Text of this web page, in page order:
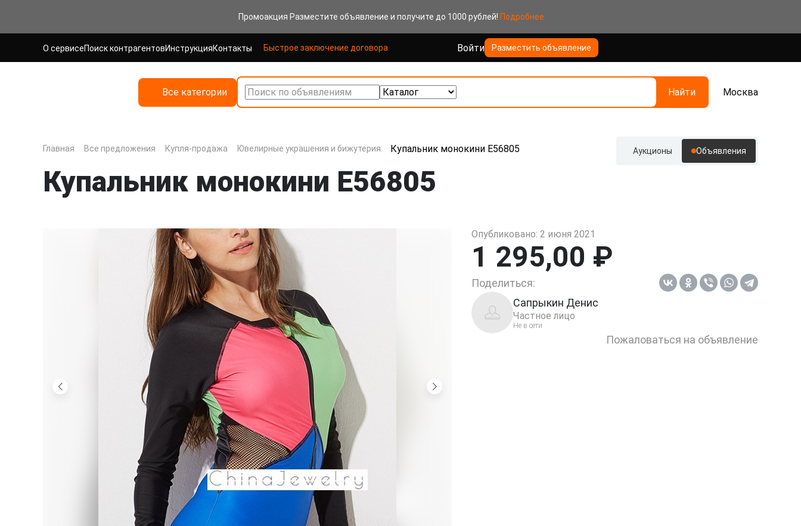
Промоакция Разместите объявление и получите до 1000 рублей! Подробнее
О сервисеПоиск контрагентовИнструкцияКонтакты Быстрое заключение договора Войти Разместить объявление
Все категории Поиск по объявлениям Найти Москва
Главная Все предложения Купля-продажа Ювелирные украшения и бижутерия Купальник монокини E56805 Аукционы Объявления
Купальник монокини E56805
Опубликовано: 2 июня 2021
1 295,00 ₽
Поделиться:
Сапрыкин Денис
Частное лицо
Не в сети
Пожаловаться на объявление